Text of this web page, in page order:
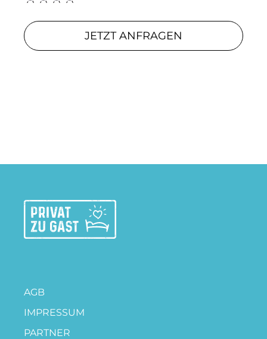
JETZT ANFRAGEN
AGB
IMPRESSUM
PARTNER